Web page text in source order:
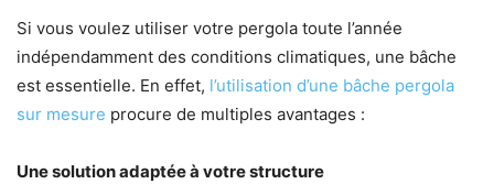
Si vous voulez utiliser votre pergola toute l’année
indépendamment des conditions climatiques, une bâche
est essentielle. En effet, l’utilisation d’une bâche pergola
sur mesure procure de multiples avantages :
Une solution adaptée à votre structure